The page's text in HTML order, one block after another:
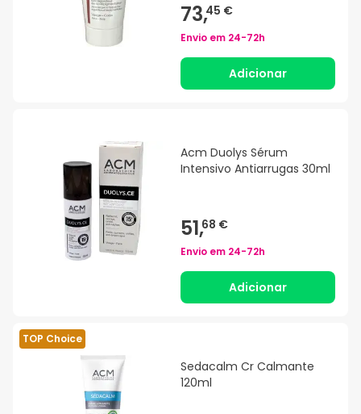
73,45 €
Envio em 24-72h
Adicionar
Acm Duolys Sérum
Intensivo Antiarrugas 30ml
51,68 €
Envio em 24-72h
Adicionar
TOP Choice
Sedacalm Cr Calmante
120ml